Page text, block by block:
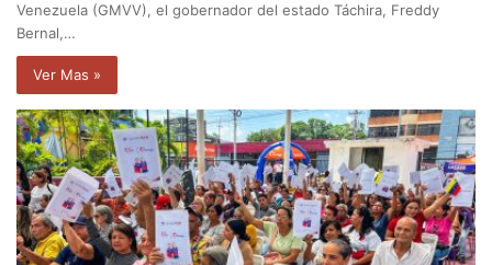
Venezuela (GMVV), el gobernador del estado Táchira, Freddy
Bernal,…
Ver Mas »